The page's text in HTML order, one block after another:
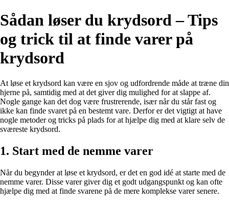
Sådan løser du krydsord – Tips
og trick til at finde varer på
krydsord
At løse et krydsord kan være en sjov og udfordrende måde at træne din
hjerne på, samtidig med at det giver dig mulighed for at slappe af.
Nogle gange kan det dog være frustrerende, især når du står fast og
ikke kan finde svaret på en bestemt vare. Derfor er det vigtigt at have
nogle metoder og tricks på plads for at hjælpe dig med at klare selv de
sværeste krydsord.
1. Start med de nemme varer
Når du begynder at løse et krydsord, er det en god idé at starte med de
nemme varer. Disse varer giver dig et godt udgangspunkt og kan ofte
hjælpe dig med at finde svarene på de mere komplekse varer senere.